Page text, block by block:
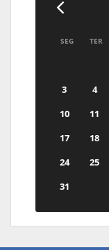
SEG TER
3
4
10
11
17
18
24
25
31